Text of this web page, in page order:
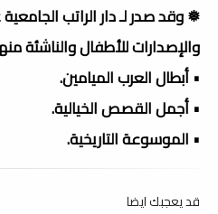
❅ وقد صدر لـ دار الراتب
والإصدارات للأطفال والناشئة
• أبطال العرب الميامين.
• أجمل القصص الخيالية.
• الموسوعة التاريخية.
قد يعجبك ايضا